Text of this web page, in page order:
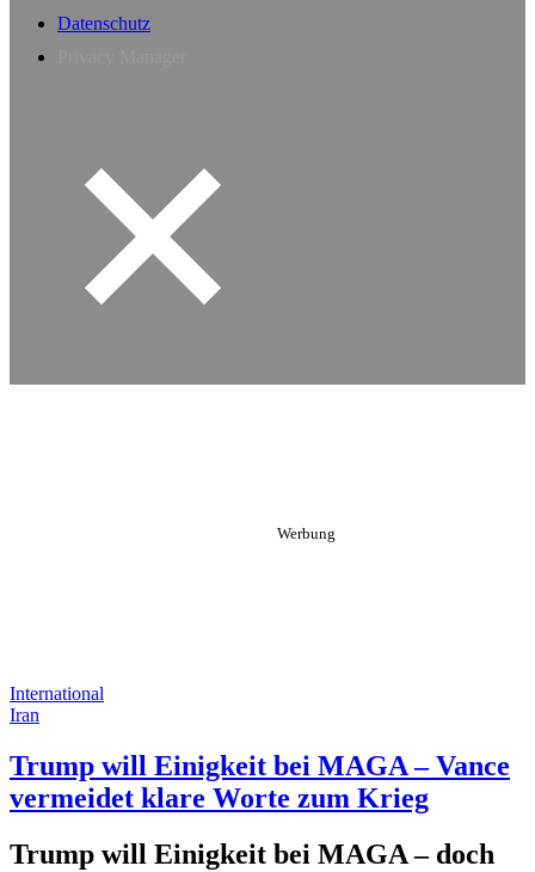
Datenschutz
International
Iran
Trump will Einigkeit bei MAGA – Vance
vermeidet klare Worte zum Krieg
Trump will Einigkeit bei MAGA – doch